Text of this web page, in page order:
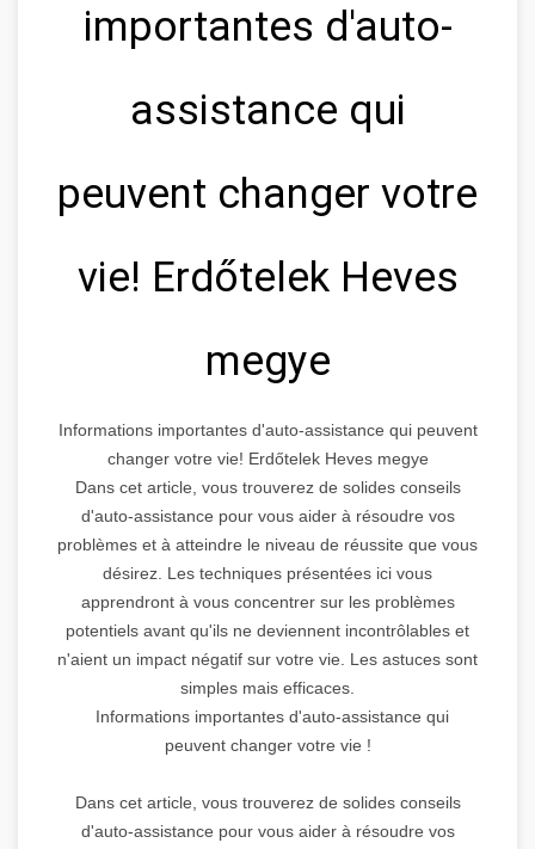
importantes d'auto-
assistance qui
peuvent changer votre
vie! Erdőtelek Heves
megye
Informations importantes d'auto-assistance qui peuvent
changer votre vie! Erdőtelek Heves megye
Dans cet article, vous trouverez de solides conseils
d'auto-assistance pour vous aider à résoudre vos
problèmes et à atteindre le niveau de réussite que vous
désirez. Les techniques présentées ici vous
apprendront à vous concentrer sur les problèmes
potentiels avant qu'ils ne deviennent incontrôlables et
n'aient un impact négatif sur votre vie. Les astuces sont
simples mais efficaces.
Informations importantes d'auto-assistance qui
peuvent changer votre vie !
Dans cet article, vous trouverez de solides conseils
d'auto-assistance pour vous aider à résoudre vos